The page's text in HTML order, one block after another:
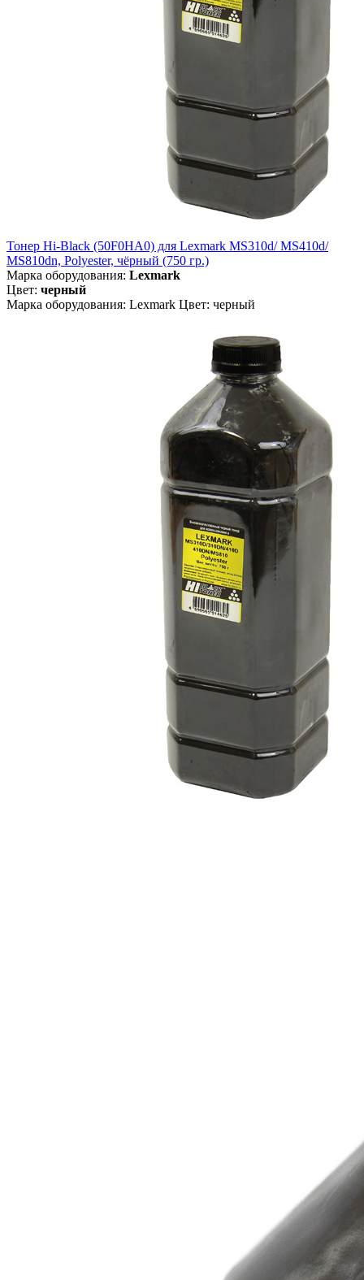
Тонер Hi-Black (50F0HA0) для Lexmark MS310d/ MS410d/
MS810dn, Polyester, чёрный (750 гр.)
Марка оборудования: Lexmark
Цвет: черный
Марка оборудования: Lexmark Цвет: черный